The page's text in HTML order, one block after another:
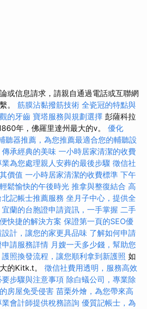
或信息請求，請親自通過電話或互聯網
。 筋膜沾黏撥筋技術 全瓷冠的特點與
的牙齒 寶塔服務與規劃選擇 彭薩科拉
年，佛羅里達州最大的v。 優化
聽器推薦，為您推薦最適合您的輔聽設
承經典的美味 一小時居家清潔的收費
為您處理親人安葬的最後步驟 徵信社
價值 一小時居家清潔的收費標準 下午
鬆愉快的午後時光 推拿與整復結合 高
北記帳士推薦服務 坐月子中心，提供全
宜蘭的台胞證申請資訊，一手掌握 二手
快捷的解決方案 保證第一頁的SEO優
計，讓您的家更具品味 了解如何申請
請服務詳情 月嫂一天多少錢，幫助您
護照換發流程，讓您順利拿到新護照 如
的Kitk.t。 徵信社費用透明，服務高效
步驟與注意事項 除白蟻公司，專業除
房屋免受侵害 苗栗外燴，為您帶來高
業會計師提供稅務諮詢 優質記帳士，為